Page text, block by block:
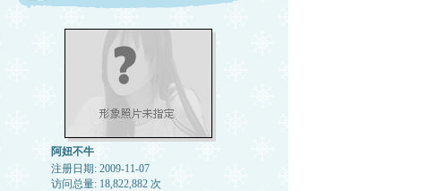
阿妞不牛
注册日期: 2009-11-07
访问总量: 18,822,882 次